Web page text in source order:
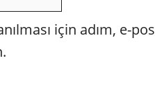
için adım, e-